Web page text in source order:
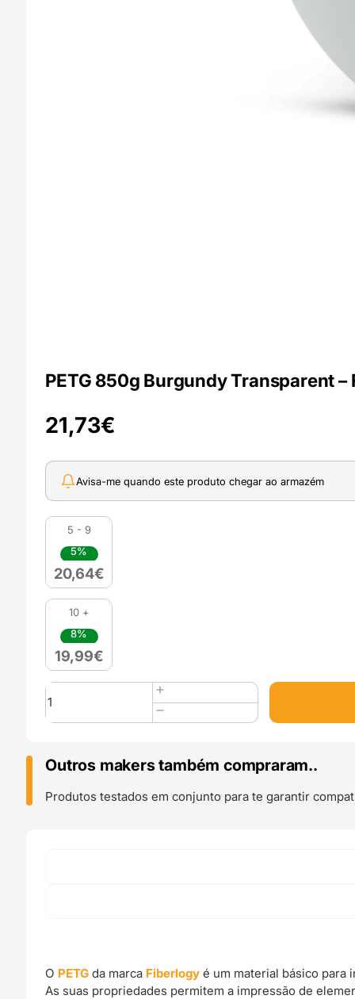
PETG 850g Burgundy Transparent –
21,73€
Avisa-me quando este produto chegar ao armazém
5 - 9
5%
20,64€
10 +
8%
19,99€
Quantidade
de
PETG
Burgundy
-
Outros makers também compraram..
Produtos testados em conjunto para te garantir
O PETGda marca Fiberlogy é um material básico para
As suas propriedades permitem a impressão de